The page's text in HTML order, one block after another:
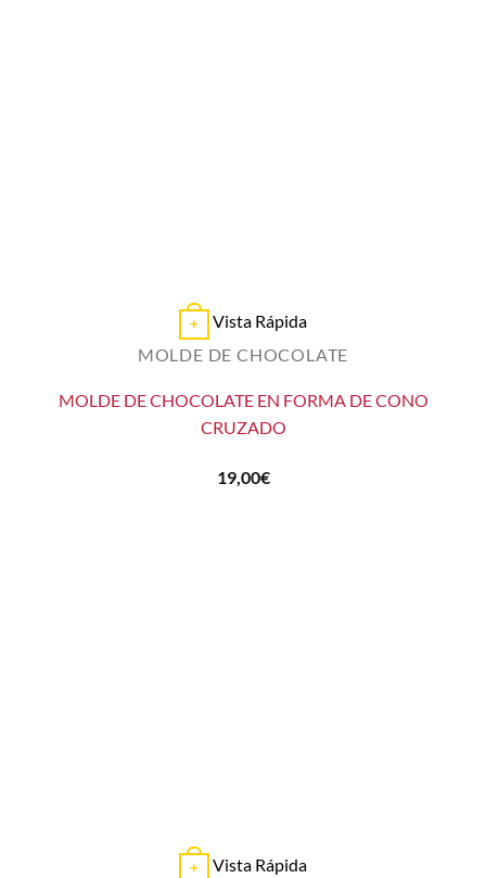
+
Vista Rápida
MOLDE DE CHOCOLATE
MOLDE DE CHOCOLATE EN FORMA DE CONO
CRUZADO
19,00€
+
Vista Rápida